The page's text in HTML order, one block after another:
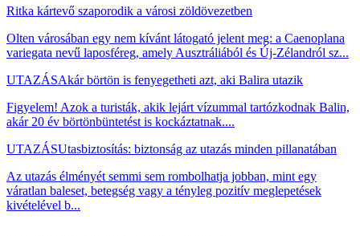
Ritka kártevő szaporodik a városi zöldövezetben
Olten városában egy nem kívánt látogató jelent meg: a Caenoplana
variegata nevű laposféreg, amely Ausztráliából és Új-Zélandról sz...
UTAZÁSAkár börtön is fenyegetheti azt, aki Balira utazik
Figyelem! Azok a turisták, akik lejárt vízummal tartózkodnak Balin,
akár 20 év börtönbüntetést is kockáztatnak....
UTAZÁSUtasbiztosítás: biztonság az utazás minden pillanatában
Az utazás élményét semmi sem rombolhatja jobban, mint egy
váratlan baleset, betegség vagy a tényleg pozitív meglepetések
kivételével b...